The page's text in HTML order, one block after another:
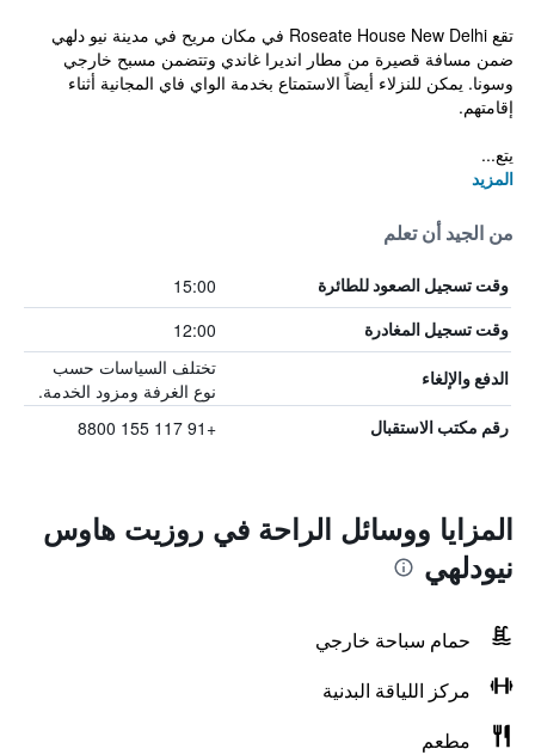
تقع Roseate House New Delhi في مكان مريح في مدينة نيو دلهي
ضمن مسافة قصيرة من مطار انديرا غاندي وتتضمن مسبح خارجي
وسونا. يمكن للنزلاء أيضاً الاستمتاع بخدمة الواي فاي المجانية أثناء
إقامتهم.
يتع...
المزيد
من الجيد أن تعلم
وقت تسجيل الصعود للطائرة 15:00
وقت تسجيل المغادرة 12:00
الدفع والإلغاء
تختلف السياسات حسب
نوع الغرفة ومزود الخدمة.
رقم مكتب الاستقبال +91 117 155 8800
المزايا ووسائل الراحة في روزيت هاوس
نيودلهي
حمام سباحة خارجي
مركز اللياقة البدنية
مطعم